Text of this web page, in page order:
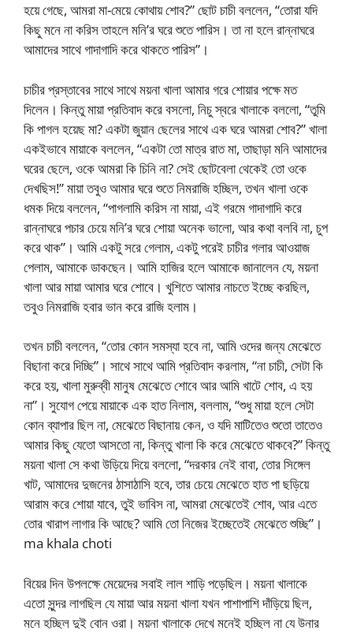
হয়ে গেছে, আমরা মা-মেয়ে কোথায় শোব?” ছোট চাচী বললেন, “তোরা যদি
কিছু মনে না করিস তাহলে মনি’র ঘরে শুতে পারিস। তা না হলে রান্নাঘরে
আমাদের সাথে গাদাগাদি করে থাকতে পারিস”।
চাচীর প্রস্তাবের সাথে সাথে ময়না খালা আমার গরে শোয়ার পক্ষে মত
দিলেন। কিন্তু মায়া প্রতিবাদ করে বসলো, নিচু স্বরে খালাকে বললো, “তুমি
কি পাগল হয়েছ মা? একটা জুয়ান ছেলের সাথে এক ঘরে আমরা শোব?” খালা
একইভাবে মায়াকে বললেন, “একটা তো মাত্র রাত মা, তাছাড়া মনি আমাদের
ঘরের ছেলে, ওকে আমরা কি চিনি না? সেই ছোটবেলা থেকেই তো ওকে
দেখছিস!” মায়া তবুও আমার ঘরে শুতে নিমরাজি হচ্ছিল, তখন খালা ওকে
ধমক দিয়ে বললেন, “পাগলামি করিস না মায়া, এই গরমে গাদাগাদি করে
রান্নাঘরে পচার চেয়ে মনি’র ঘরে শোয়া অনেক ভালো, আর কথা বলবি না, চুপ
করে থাক”। আমি একটু সরে গেলাম, একটু পরেই চাচীর গলার আওয়াজ
পেলাম, আমাকে ডাকছেন। আমি হাজির হলে আমাকে জানালেন যে, ময়না
খালা আর মায়া আমার ঘরে শোবে। খুশিতে আমার নাচতে ইচ্ছে করছিল,
তবুও নিমরাজি হবার ভান করে রাজি হলাম।
তখন চাচী বললেন, “তোর কোন সমস্যা হবে না, আমি ওদের জন্য মেঝেতে
বিছানা করে দিচ্ছি”। সাথে সাথে আমি প্রতিবাদ করলাম, “না চাচী, সেটা কি
করে হয়, খালা মুরুব্বী মানুষ মেঝেতে শোবে আর আমি খাটে শোব, এ হয়
না”। সুযোগ পেয়ে মায়াকে এক হাত নিলাম, বললাম, “শুধু মায়া হলে সেটা
কোন ব্যাপার ছিল না, মেঝেতে বিছানায় কেন, ও যদি মাটিতেও শুতো তাতেও
আমার কিছু যেতো আসতো না, কিন্তু খালা কি করে মেঝেতে থাকবে?” কিন্তু
ময়না খালা সে কথা উড়িয়ে দিয়ে বললো, “দরকার নেই বাবা, তোর সিঙ্গেল
খাট, আমাদের দুজনের ঠাসাঠাসি হবে, তার চেয়ে মেঝেতে হাত পা ছড়িয়ে
আরাম করে শোয়া যাবে, তুই ভাবিস না, আমরা মেঝেতেই শোব, আর এতে
তোর খারাপ লাগার কি আছে? আমি তো নিজের ইচ্ছেতেই মেঝেতে শুচ্ছি”।
ma khala choti
বিয়ের দিন উপলক্ষে মেয়েদের সবাই লাল শাড়ি পড়েছিল। ময়না খালাকে
এতো সুন্দর লাগছিল যে মায়া আর ময়না খালা যখন পাশাপাশি দাঁড়িয়ে ছিল,
মনে হচ্ছিল দুই বোন ওরা। ময়না খালাকে দেখে মনেই হচ্ছিল না যে উনার